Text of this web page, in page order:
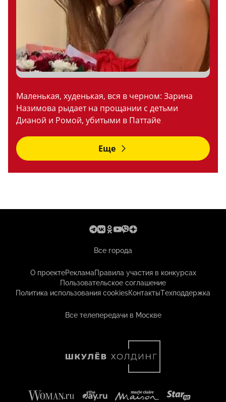
Маленькая, худенькая, вся в черном: Зарина
Назимова рыдает на прощании с детьми
Дианой и Ромой, убитыми в Паттайе
Еще
Все города
О проектеРекламаПравила участия в конкурсах
Пользовательское соглашение
Политика использования cookiesКонтактыТехподдержка
Все телепередачи в Москве